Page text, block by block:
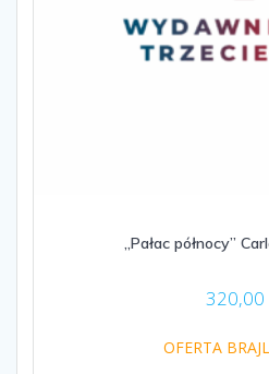
„Pałac północy”
320,00
OFERTA